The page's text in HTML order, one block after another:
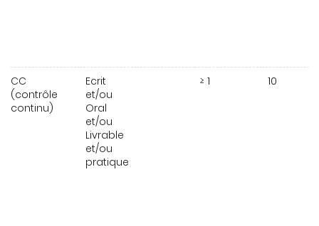
CC
(contrôle
continu)
Ecrit
et/ou
Oral
et/ou
Livrable
et/ou
pratique
≥ 1 10